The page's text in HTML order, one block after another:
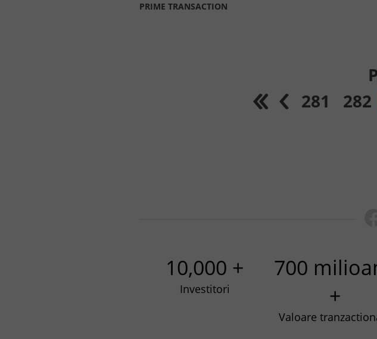
PRIME TRANSACTION
281
282
10,000 +
Investitori
700
+
Valoare